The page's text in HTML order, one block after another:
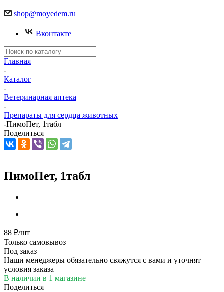
shop@moyedem.ru
Вконтакте
Главная
-
Каталог
-
Ветеринарная аптека
-
Препараты для сердца животных
-ПимоПет, 1табл
Поделиться
ПимоПет, 1табл
88 ₽/шт
Только самовывоз
Под заказ
Наши менеджеры обязательно свяжутся с вами и уточнят
условия заказа
В наличии в 1 магазине
Поделиться